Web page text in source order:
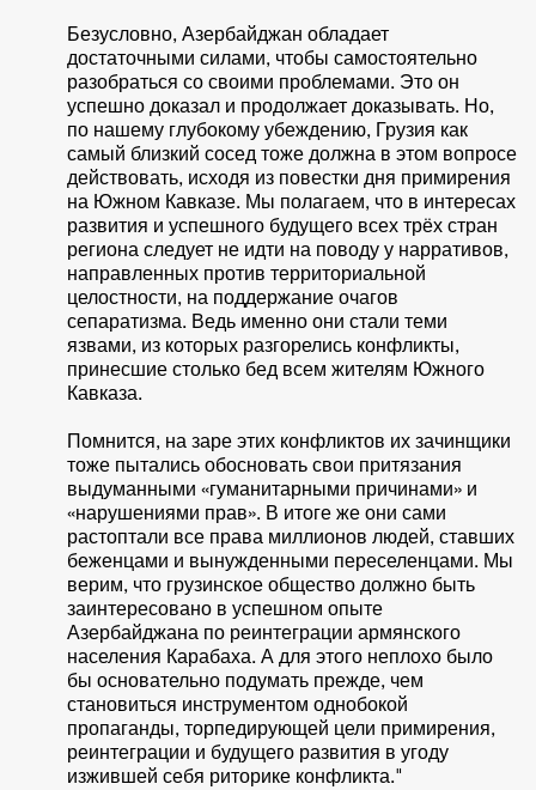
Безусловно, Азербайджан обладает
достаточными силами, чтобы самостоятельно
разобраться со своими проблемами. Это он
успешно доказал и продолжает доказывать. Но,
по нашему глубокому убеждению, Грузия как
самый близкий сосед тоже должна в этом вопросе
действовать, исходя из повестки дня примирения
на Южном Кавказе. Мы полагаем, что в интересах
развития и успешного будущего всех трёх стран
региона следует не идти на поводу у нарративов,
направленных против территориальной
целостности, на поддержание очагов
сепаратизма. Ведь именно они стали теми
язвами, из которых разгорелись конфликты,
принесшие столько бед всем жителям Южного
Кавказа.
Помнится, на заре этих конфликтов их зачинщики
тоже пытались обосновать свои притязания
выдуманными «гуманитарными причинами» и
«нарушениями прав». В итоге же они сами
растоптали все права миллионов людей, ставших
беженцами и вынужденными переселенцами. Мы
верим, что грузинское общество должно быть
заинтересовано в успешном опыте
Азербайджана по реинтеграции армянского
населения Карабаха. А для этого неплохо было
бы основательно подумать прежде, чем
становиться инструментом однобокой
пропаганды, торпедирующей цели примирения,
реинтеграции и будущего развития в угоду
изжившей себя риторике конфликта."